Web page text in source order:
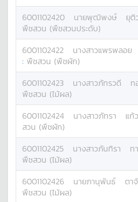
6001102420 นายพุฒิพงษ์ ยุติ
พืชสวน (พืชสวนประดับ)
6001102422 นางสาวแพรพลอย
: พืชสวน (พืชผัก)
6001102423 นางสาวภัทรวดี ท
พืชสวน (ไม้ผล)
6001102424 นางสาวภัทรา แก้
สวน (พืชผัก)
6001102425 นางสาวภันทิรา ท
พืชสวน (ไม้ผล)
6001102426 นายภานุพันธ์ ตา
พืชสวน (ไม้ผล)